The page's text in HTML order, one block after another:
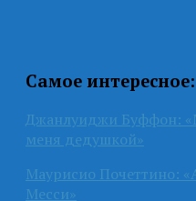
Самое интересное:
Джанлуиджи Буффон:
меня дедушкой»
Маурисио Почеттино:
Месси»